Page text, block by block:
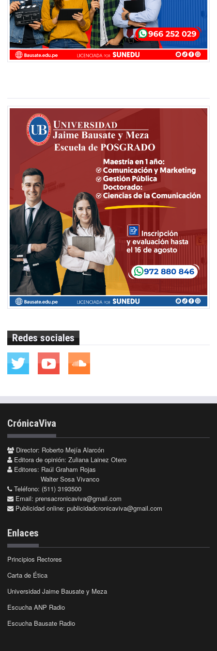
Redes sociales
CrónicaViva
Director: Roberto Mejía Alarcón
Editora de opinión: Zuliana Lainez Otero
Editores: Raúl Graham Rojas
Walter Sosa Vivanco
Teléfono: (511) 3193500
Email: prensacronicaviva@gmail.com
Publicidad online: publicidadcronicaviva@gmail.com
Enlaces
Principios Rectores
Carta de Ética
Universidad Jaime Bausate y Meza
Escucha ANP Radio
Escucha Bausate Radio